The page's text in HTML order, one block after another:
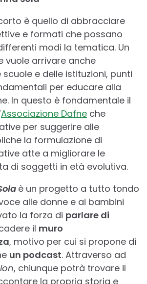
è quello di abbracciare
e formati che possano
modi la tematica. Un
vuole arrivare anche
scuole e delle istituzioni, punti
per educare alla
In questo è fondamentale il
Associazione Dafne che
per suggerire alle
la formulazione di
atte a migliorare le
di soggetti in età evolutiva.
è un progetto a tutto tondo
alle donne e ai bambini
la forza di parlare di
il muro
, motivo per cui si propone di
un podcast. Attraverso ad
, chiunque potrà trovare il
la propria storia e